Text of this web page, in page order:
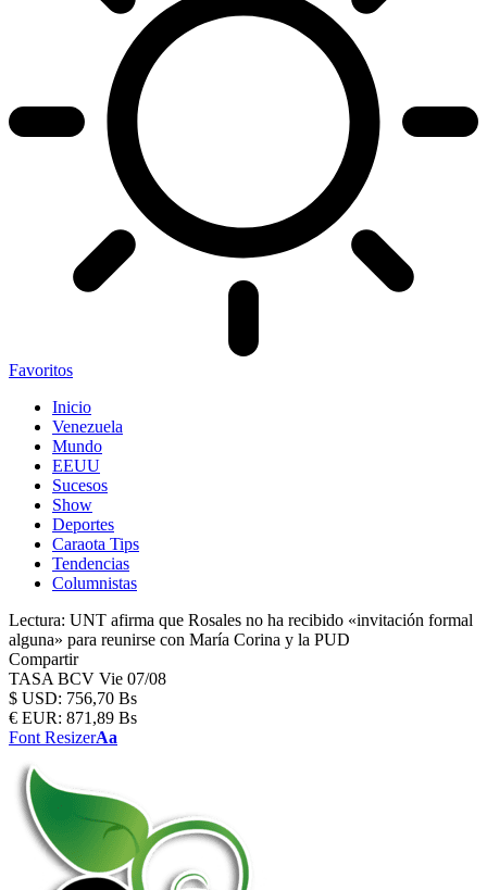
Favoritos
Inicio
Venezuela
Mundo
EEUU
Sucesos
Show
Deportes
Caraota Tips
Tendencias
Columnistas
Lectura: UNT afirma que Rosales no ha recibido «invitación formal
alguna» para reunirse con María Corina y la PUD
Compartir
TASA BCV Vie 07/08
$ USD: 756,70 Bs
€ EUR: 871,89 Bs
Font ResizerAa